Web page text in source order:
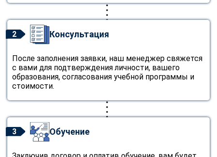
2 Консультация
После заполнения заявки, наш менеджер свяжется
с вами для подтверждения личности, вашего
образования, согласования учебной программы и
стоимости.
3 Обучение